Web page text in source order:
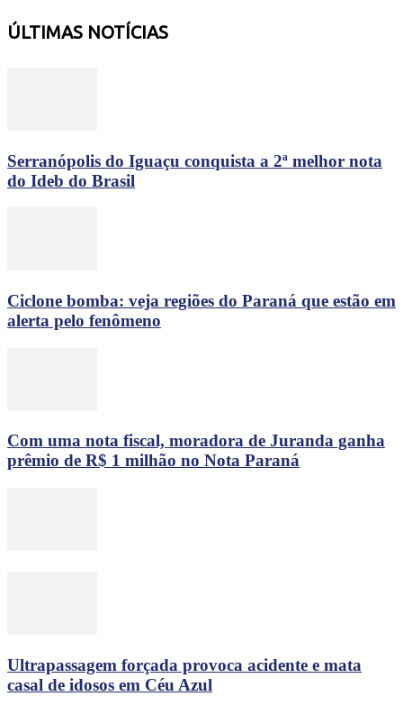
ÚLTIMAS NOTÍCIAS
Serranópolis do Iguaçu conquista a 2ª melhor nota
do Ideb do Brasil
Ciclone bomba: veja regiões do Paraná que estão em
alerta pelo fenômeno
Com uma nota fiscal, moradora de Juranda ganha
prêmio de R$ 1 milhão no Nota Paraná
Ultrapassagem forçada provoca acidente e mata
casal de idosos em Céu Azul